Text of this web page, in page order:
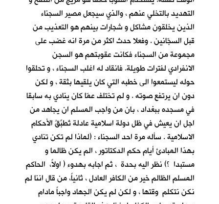
التهديد بالتخلي عنهم ، والذي سيجعل مصير السجناء
الذين يخلقون مشاكل و شجارات بينهم هو التعذيب من
قبل السجّانين . وفعلا حدث اكثر من مرة انه غضب على
مجموعة من السجناء فكانت عقوبتهم هو السجن
الانفرادي لفترات طويلة. فانقاد له اغلب السجناء ، و تحلقوا
حوله ليستمعوا الى خطبه التي كان يلقيها بثقة ، و لكن
دون ان يرتفع صوته . و لم تختلف عمّا كان ينادي به سابقا
في مسجده ببغداد ، بان من واجب المسلم ان يجاهد من
اجل ان يعيش في ظل دولة اسلامية عادلة تُطبِّقُ الأحكام
الاسلامية . سأله مرة احد السجناء : (لماذا لم تكن تنادي
بهذا المبادئ أيام حكم الدكتاتور ، الم يكن ظالما و
مستبدا ؟) نظر اليه بحدة ، ثم اجابه بهدوء ( اولاً، الحاكم
المسلم الظالم خير من الكافر العادل ، ثانياً، من قال اننا لم
نكن نتكلم وقتها ، و لكن لم يكن الجهاد واجباً مادام